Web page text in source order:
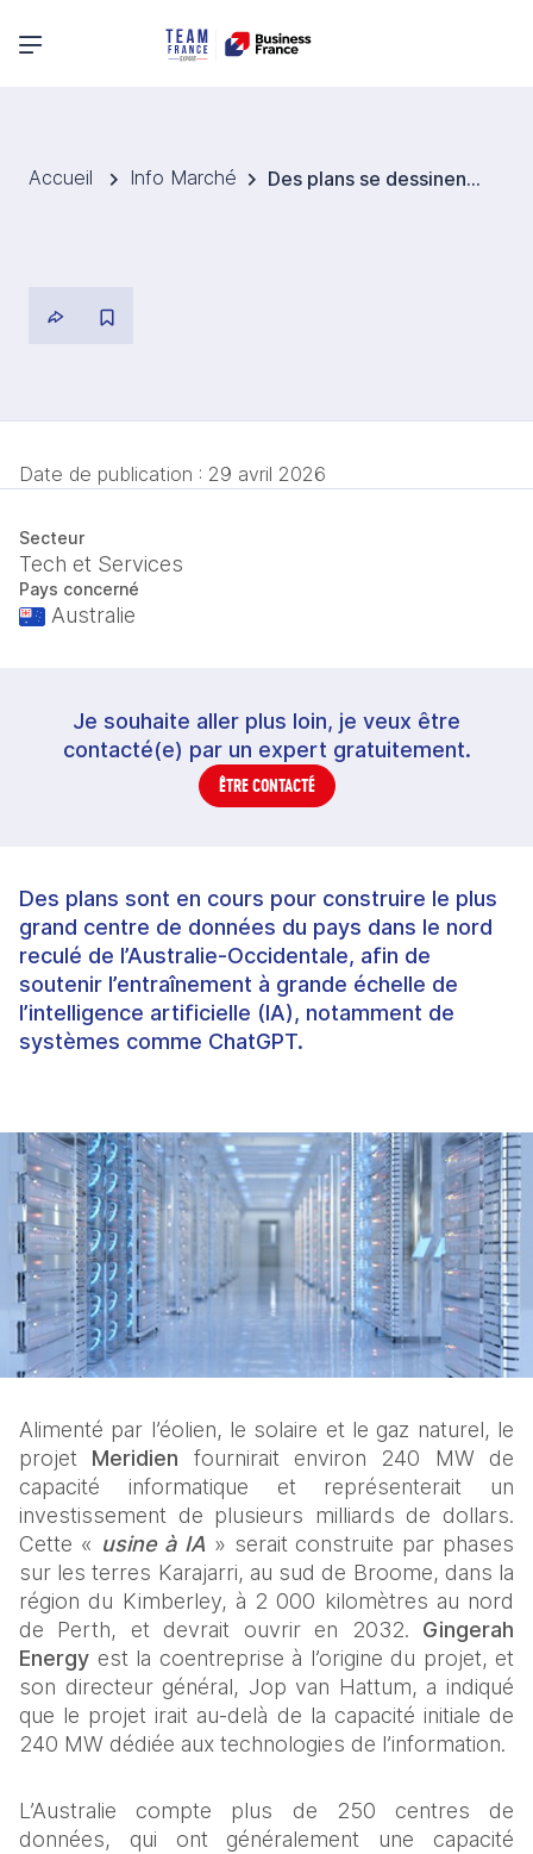
Menu principal
Accueil Info Marché Des plans se dessinent pour la création du plus grand centre de données dédié à l’IA du pays, en Australie-Occidentale
Date de publication : 29 avril 2026
Secteur
Tech et Services
Pays concerné
Australie
Je souhaite aller plus loin, je veux être
contacté(e) par un expert gratuitement.
ÊTRE CONTACTÉ
Des plans sont en cours pour construire le plus
grand centre de données du pays dans le nord
reculé de l’Australie-Occidentale, afin de
soutenir l’entraînement à grande échelle de
l’intelligence artificielle (IA), notamment de
systèmes comme ChatGPT.
Alimenté par l’éolien, le solaire et le gaz naturel, le
projet Meridien fournirait environ 240 MW de
capacité informatique et représenterait un
investissement de plusieurs milliards de dollars.
Cette « usine à IA » serait construite par phases
sur les terres Karajarri, au sud de Broome, dans la
région du Kimberley, à 2 000 kilomètres au nord
de Perth, et devrait ouvrir en 2032. Gingerah
Energy est la coentreprise à l’origine du projet, et
son directeur général, Jop van Hattum, a indiqué
que le projet irait au-delà de la capacité initiale de
240 MW dédiée aux technologies de l’information.
L’Australie compte plus de 250 centres de
données, qui ont généralement une capacité